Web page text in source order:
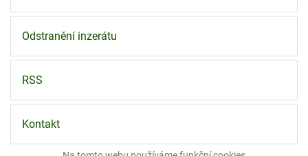
Odstranění inzerátu
RSS
Kontakt